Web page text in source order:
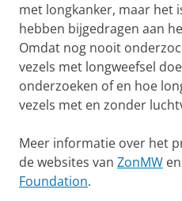
met longkanker, maar het
hebben bijgedragen aan
Omdat nog nooit
vezels met longweefsel
onderzoeken of en hoe
vezels met en zonder
Meer informatie over het
de websites van ZonMW
Foundation.